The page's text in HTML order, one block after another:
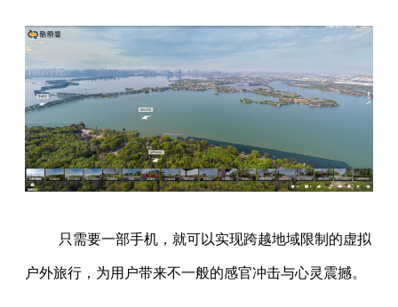
只需要一部手机，就可以实现跨越地域限制的虚拟
户外旅行，为用户带来不一般的感官冲击与心灵震撼。